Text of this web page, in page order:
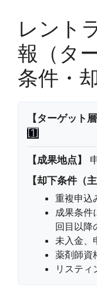
レント
報（タ
条件・
【ターゲット層
[1]
【成果地点】
【却下条件（
重複申込
成果条件
回目以降
未入金、
薬剤師資
リスティ